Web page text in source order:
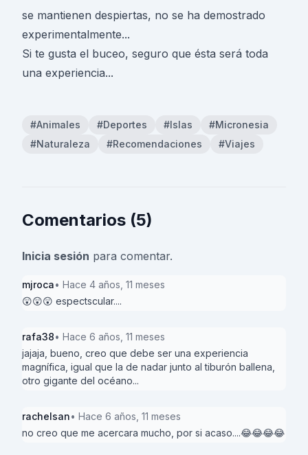
se mantienen despiertas, no se ha demostrado
experimentalmente...
Si te gusta el buceo, seguro que ésta será toda
una experiencia...
#Animales #Deportes #Islas
#Micronesia
#Naturaleza
#Recomendaciones #Viajes
Comentarios (5)
Inicia sesión para comentar.
mjroca• Hace 4 años, 11 meses
😲😲😲 espectscular....
rafa38• Hace 6 años, 11 meses
jajaja, bueno, creo que debe ser una experiencia
magnífica, igual que la de nadar junto al tiburón ballena,
otro gigante del océano...
rachelsan• Hace 6 años, 11 meses
no creo que me acercara mucho, por si acaso....😂😂😂😂